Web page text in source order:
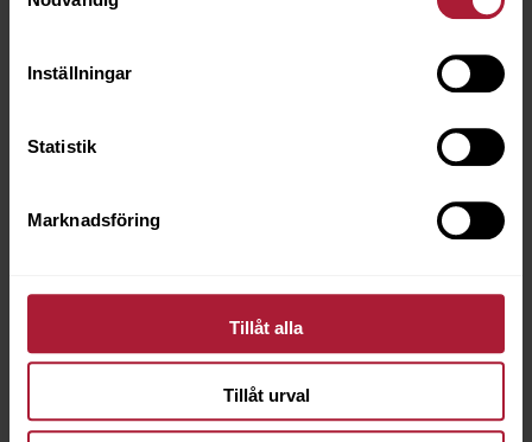
Inställningar
Statistik
Marknadsföring
Tillåt alla
Tillåt urval